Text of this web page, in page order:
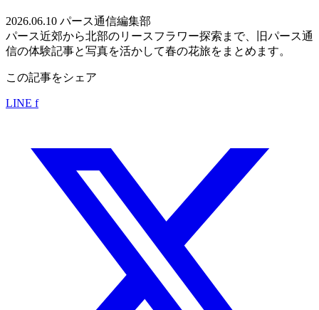
2026.06.10 パース通信編集部
パース近郊から北部のリースフラワー探索まで、旧パース通
信の体験記事と写真を活かして春の花旅をまとめます。
この記事をシェア
LINE f